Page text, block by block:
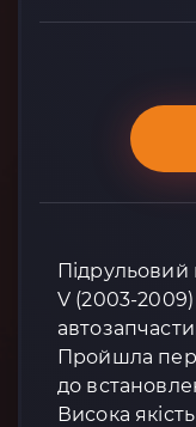
V (2003-
Пройшла
до
Висока